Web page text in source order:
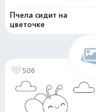
Пчела сидит на
цветочке
506